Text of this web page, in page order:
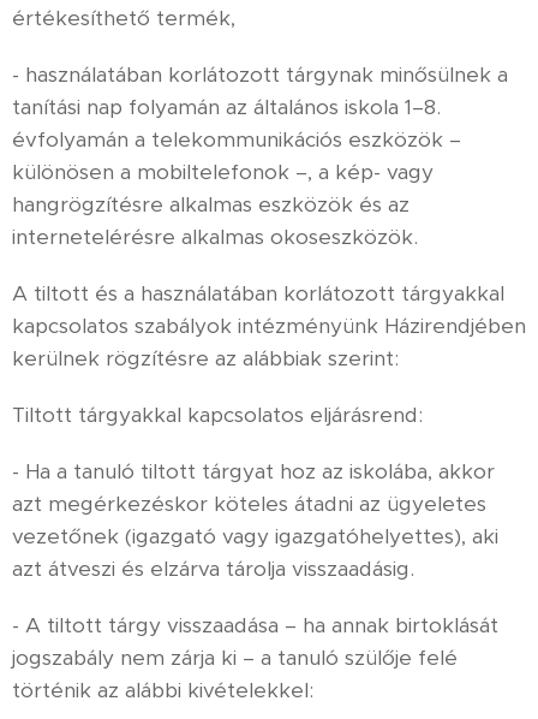
értékesíthető termék,
- használatában korlátozott tárgynak minősülnek a
tanítási nap folyamán az általános iskola 1–8.
évfolyamán a telekommunikációs eszközök –
különösen a mobiltelefonok –, a kép- vagy
hangrögzítésre alkalmas eszközök és az
internetelérésre alkalmas okoseszközök.
A tiltott és a használatában korlátozott tárgyakkal
kapcsolatos szabályok intézményünk Házirendjében
kerülnek rögzítésre az alábbiak szerint:
Tiltott tárgyakkal kapcsolatos eljárásrend:
- Ha a tanuló tiltott tárgyat hoz az iskolába, akkor
azt megérkezéskor köteles átadni az ügyeletes
vezetőnek (igazgató vagy igazgatóhelyettes), aki
azt átveszi és elzárva tárolja visszaadásig.
- A tiltott tárgy visszaadása – ha annak birtoklását
jogszabály nem zárja ki – a tanuló szülője felé
történik az alábbi kivételekkel: